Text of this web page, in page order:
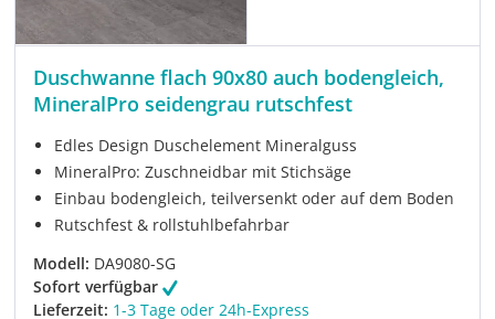
Duschwanne flach 90x80 auch bodengleich,
MineralPro seidengrau rutschfest
Edles Design Duschelement Mineralguss
MineralPro: Zuschneidbar mit Stichsäge
Einbau bodengleich, teilversenkt oder auf dem Boden
Rutschfest & rollstuhlbefahrbar
Modell: DA9080-SG
Sofort verfügbar
Lieferzeit: 1-3 Tage oder 24h-Express